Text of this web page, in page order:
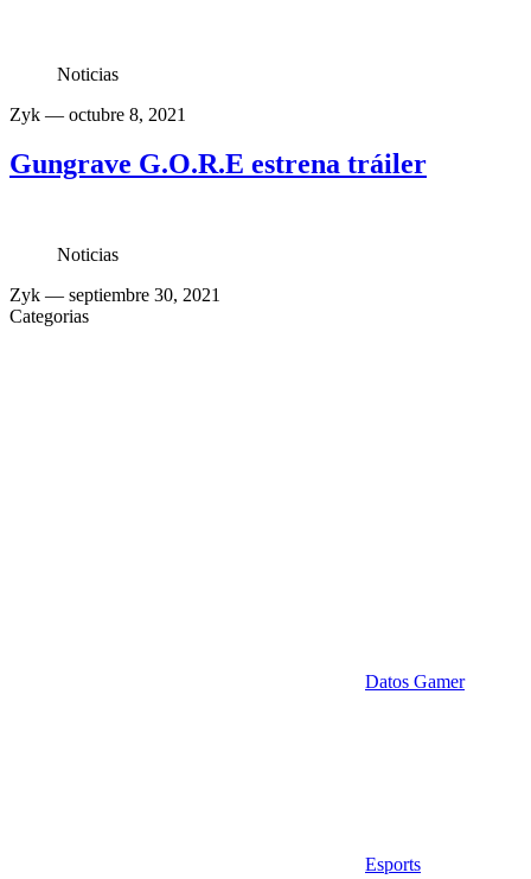
Noticias
Zyk — octubre 8, 2021
Gungrave G.O.R.E estrena tráiler
Noticias
Zyk — septiembre 30, 2021
Categorias
Datos Gamer
Esports